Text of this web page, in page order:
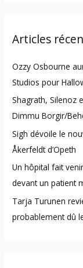
c
f
o
r
:
Articles
Ozzy Osbourne
Studios pour
Shagrath, Silenoz
Dimmu Borgir/
Sigh dévoile le
Åkerfeldt d’Opeth
Un hôpital fait
devant un patient
Tarja Turunen
probablement dû